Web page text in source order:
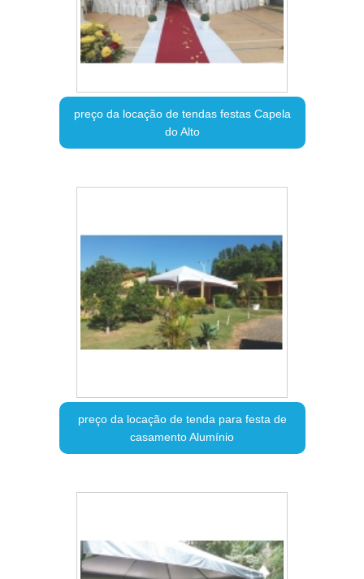
preço da locação de tendas festas Capela
do Alto
preço da locação de tenda para festa de
casamento Alumínio